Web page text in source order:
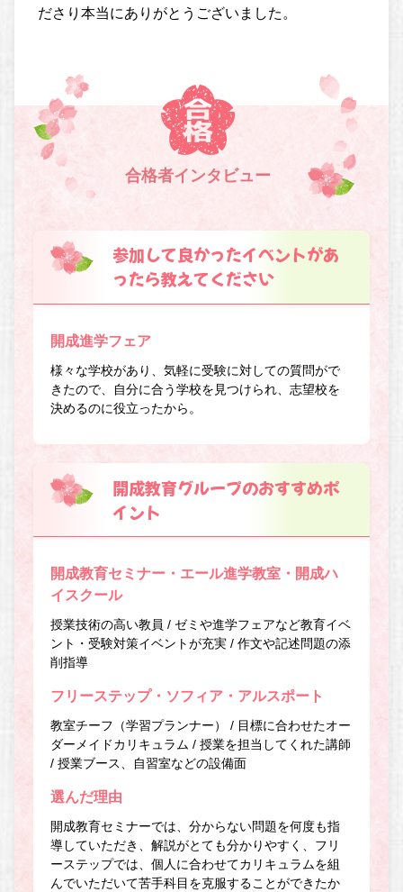
ださり本当にありがとうございました。
合格者インタビュー
参加して良かったイベントがあ
ったら教えてください
開成進学フェア
様々な学校があり、気軽に受験に対しての質問がで
きたので、自分に合う学校を見つけられ、志望校を
決めるのに役立ったから。
開成教育グループのおすすめポ
イント
開成教育セミナー・エール進学教室・開成ハ
イスクール
授業技術の高い教員 / ゼミや進学フェアなど教育イベ
ント・受験対策イベントが充実 / 作文や記述問題の添
削指導
フリーステップ・ソフィア・アルスポート
教室チーフ（学習プランナー） / 目標に合わせたオー
ダーメイドカリキュラム / 授業を担当してくれた講師
/ 授業ブース、自習室などの設備面
選んだ理由
開成教育セミナーでは、分からない問題を何度も指
導していただき、解説がとても分かりやすく、フリ
ーステップでは、個人に合わせてカリキュラムを組
んでいただいて苦手科目を克服することができたか